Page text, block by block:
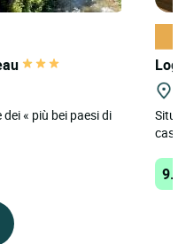
« più bei paesi di